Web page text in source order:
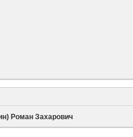
Роман Захарович